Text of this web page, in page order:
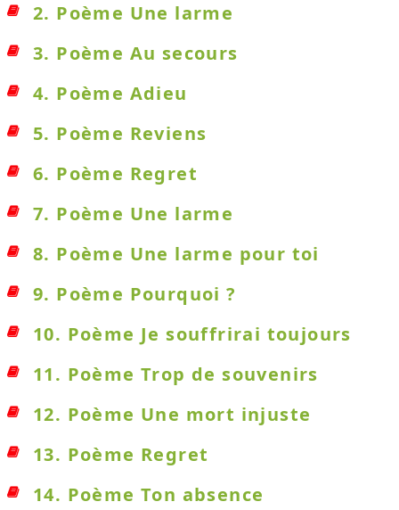
2. Poème Une larme
3. Poème Au secours
4. Poème Adieu
5. Poème Reviens
6. Poème Regret
7. Poème Une larme
8. Poème Une larme pour toi
9. Poème Pourquoi ?
10. Poème Je souffrirai toujours
11. Poème Trop de souvenirs
12. Poème Une mort injuste
13. Poème Regret
14. Poème Ton absence